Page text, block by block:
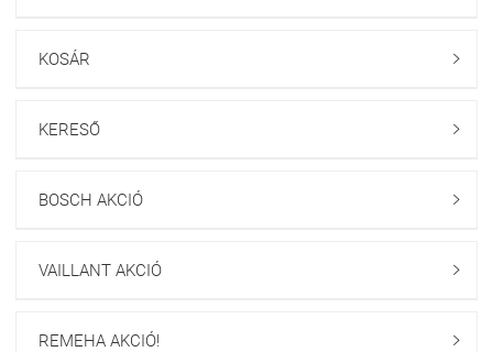
KOSÁR 
KERESŐ 
BOSCH AKCIÓ 
VAILLANT AKCIÓ 
REMEHA AKCIÓ! 